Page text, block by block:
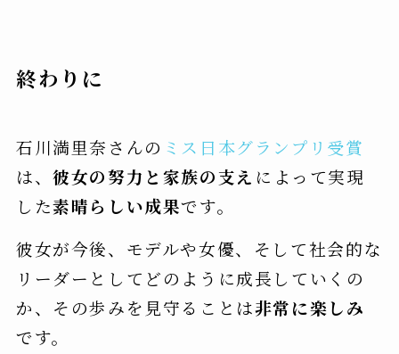
終わりに
石川満里奈さんの ミス日本グランプリ受賞
は、彼女の努力と家族の支え によって実現
した素晴らしい成果です。
彼女が今後、モデルや女優、そして社会的な
リーダーとしてどのように成長していくの
か、その歩みを見守ることは非常に楽しみ
です。